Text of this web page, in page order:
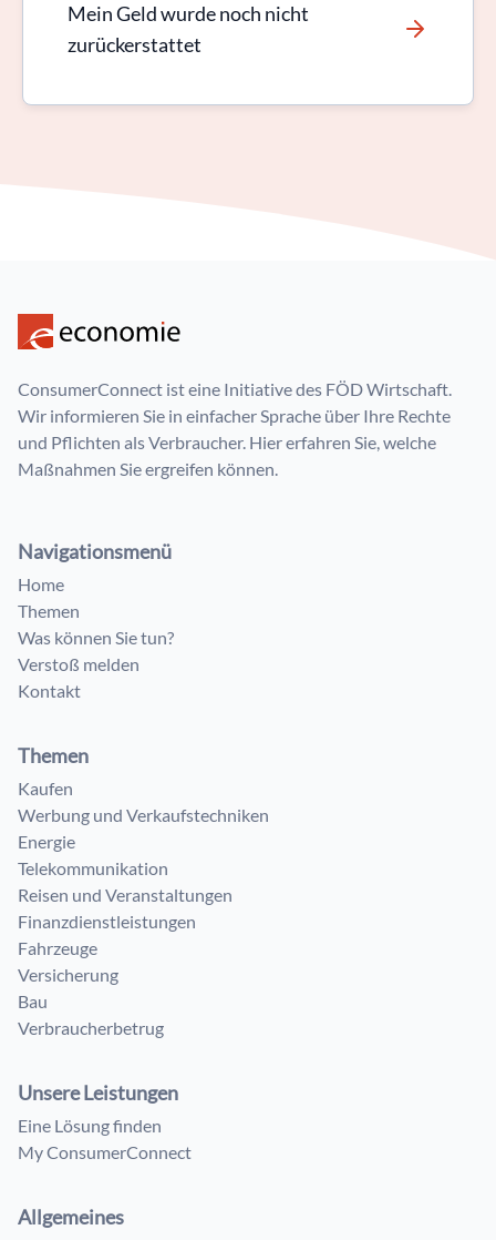
Mein Geld wurde noch nicht
zurückerstattet
ConsumerConnect ist eine Initiative des FÖD Wirtschaft.
Wir informieren Sie in einfacher Sprache über Ihre Rechte
und Pflichten als Verbraucher. Hier erfahren Sie, welche
Maßnahmen Sie ergreifen können.
Navigationsmenü
Home
Themen
Was können Sie tun?
Verstoß melden
Kontakt
Themen
Kaufen
Werbung und Verkaufstechniken
Energie
Telekommunikation
Reisen und Veranstaltungen
Finanzdienstleistungen
Fahrzeuge
Versicherung
Bau
Verbraucherbetrug
Unsere Leistungen
Eine Lösung finden
My ConsumerConnect
Allgemeines